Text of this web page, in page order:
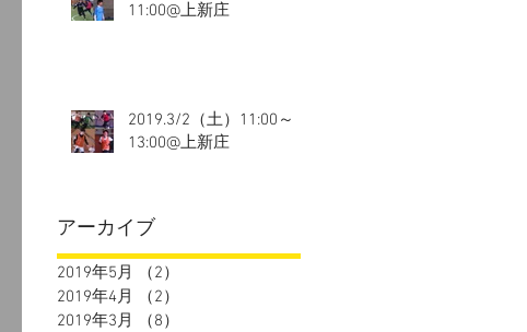
11:00@上新庄
2019.3/2（土）11:00～
13:00@上新庄
アーカイブ
2019年5月 （2）
2019年4月
（2）
2019年3月
（8）